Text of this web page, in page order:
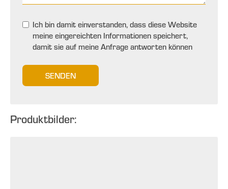
Ich bin damit einverstanden, dass diese Website
meine eingereichten Informationen speichert,
damit sie auf meine Anfrage antworten können
SENDEN
Produktbilder: